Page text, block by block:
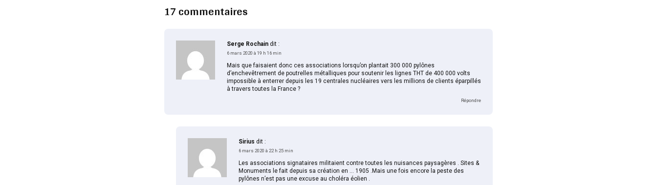
17 commentaires
Serge Rochain dit :
6 mars 2020 à 19 h 16 min
Mais que faisaient donc ces associations lorsqu’on plantait 300 000 pylônes
d’enchevêtrement de poutrelles métalliques pour soutenir les lignes THT de 400 000 volts
impossible à enterrer depuis les 19 centrales nucléaires vers les millions de clients éparpillés
à travers toutes la France ?
Répondre
Sirius dit :
6 mars 2020 à 22 h 25 min
Les associations signataires militaient contre toutes les nuisances paysagères . Sites &
Monuments le fait depuis sa création en … 1905 .Mais une fois encore la peste des
pylônes n’est pas une excuse au choléra éolien .